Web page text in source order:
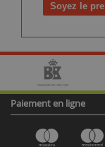
Soyez le
Paiement en ligne